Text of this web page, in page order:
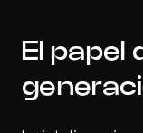
El papel